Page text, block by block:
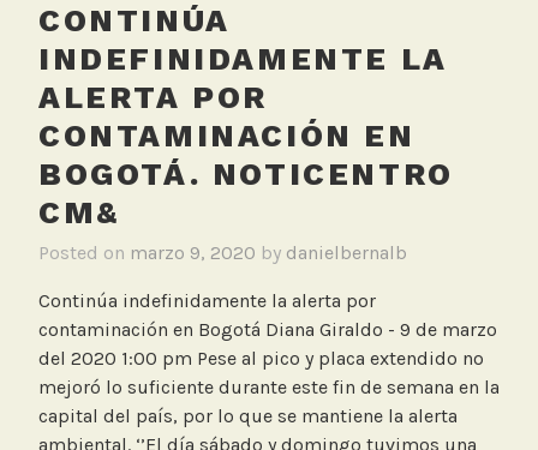
d
e
l
A
i
r
e
,
C
n
a
l
C
a
CONTINÚA
INDEFINIDAMENTE LA
ALERTA POR
CONTAMINACIÓN EN
BOGOTÁ. NOTICENTRO
CM&
Posted on marzo 9, 2020 by danielbernalb
Continúa indefinidamente la alerta por
contaminación en Bogotá Diana Giraldo - 9 de marzo
del 2020 1:00 pm Pese al pico y placa extendido no
mejoró lo suficiente durante este fin de semana en la
capital del país, por lo que se mantiene la alerta
ambiental. ‘’El día sábado y domingo tuvimos una